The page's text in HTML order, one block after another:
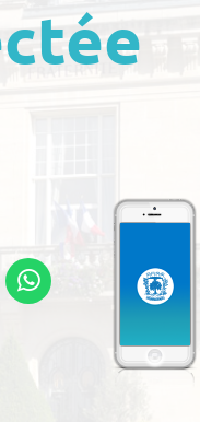
sur
nous
Ecoutez
nos